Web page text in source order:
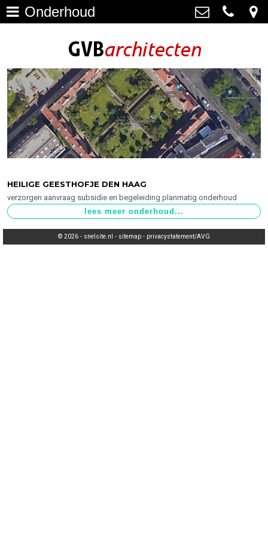
Bouwhistorie >
Onderhoud >
impressie oudere projecten >
Actueel >
Contact >
GVB architecten
Haagweg 4-G3, 2311 AA Leiden
info@gvbarchitecten.nl
Onderhoud
HEILIGE GEESTHOFJE DEN HAAG
verzorgen aanvraag subsidie en begeleiding planmatig onderhoud
© 2026 - snelsite.nl - sitemap - privacystatement/AVG